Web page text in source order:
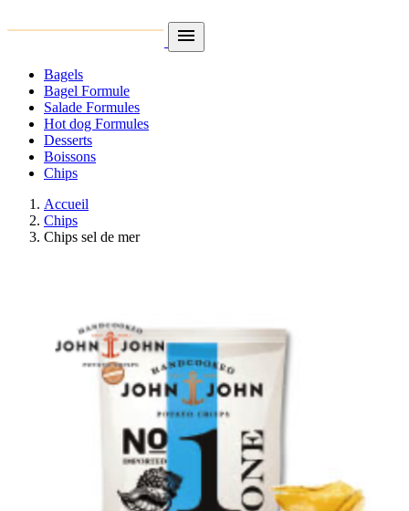

Bagels
Bagel Formule
Salade Formules
Hot dog Formules
Desserts
Boissons
Chips
Accueil
Chips
Chips sel de mer